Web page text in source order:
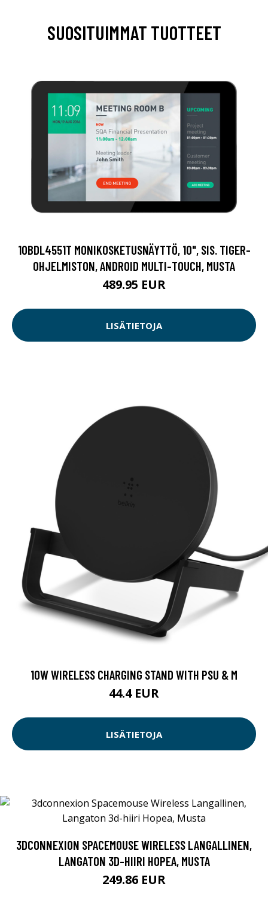
SUOSITUIMMAT TUOTTEET
10BDL4551T MONIKOSKETUSNÄYTTÖ, 10", SIS. TIGER-
OHJELMISTON, ANDROID MULTI-TOUCH, MUSTA
489.95 EUR
LISÄTIETOJA
10W WIRELESS CHARGING STAND WITH PSU & M
44.4 EUR
LISÄTIETOJA
3DCONNEXION SPACEMOUSE WIRELESS LANGALLINEN,
LANGATON 3D-HIIRI HOPEA, MUSTA
249.86 EUR